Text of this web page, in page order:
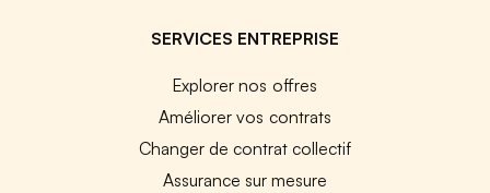
SERVICES ENTREPRISE
Explorer nos offres
Améliorer vos contrats
Changer de contrat collectif
Assurance sur mesure